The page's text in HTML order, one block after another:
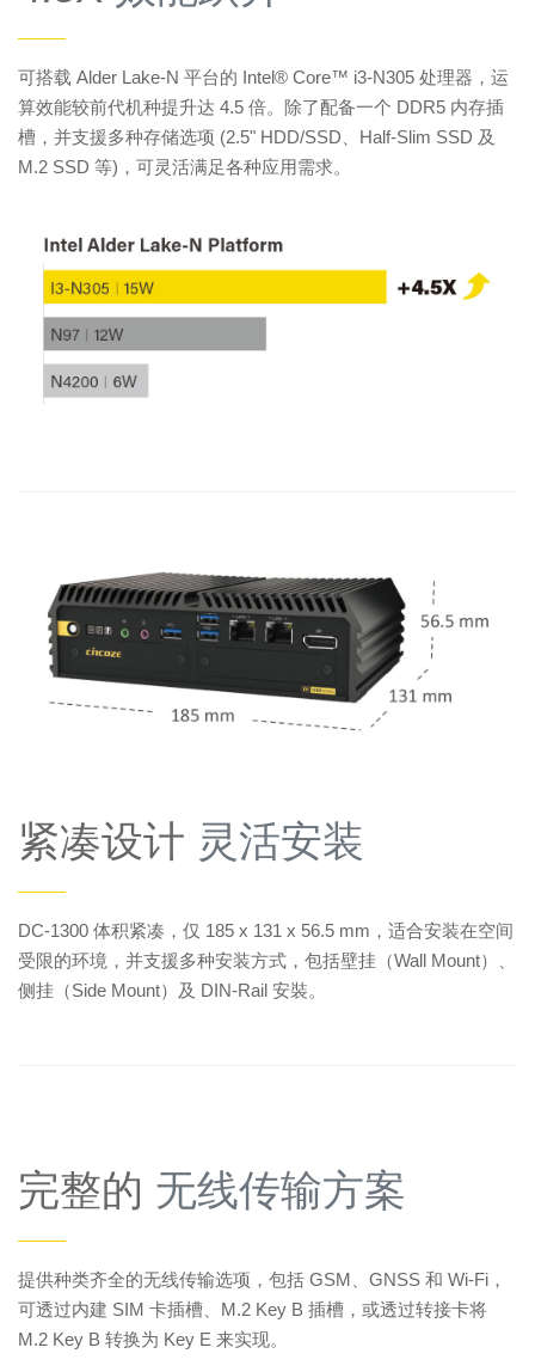
——
可搭载 Alder Lake-N 平台的 Intel® Core™ i3-N305 处理器，运
算效能较前代机种提升达 4.5 倍。除了配备一个 DDR5 内存插
槽，并支援多种存储选项 (2.5" HDD/SSD、Half-Slim SSD 及
M.2 SSD 等)，可灵活满足各种应用需求。
紧凑设计 灵活安装
——
DC-1300 体积紧凑，仅 185 x 131 x 56.5 mm，适合安装在空间
受限的环境，并支援多种安装方式，包括壁挂（Wall Mount）、
侧挂（Side Mount）及 DIN-Rail 安裝。
完整的 无线传输方案
——
提供种类齐全的无线传输选项，包括 GSM、GNSS 和 Wi-Fi，
可透过内建 SIM 卡插槽、M.2 Key B 插槽，或透过转接卡将
M.2 Key B 转换为 Key E 来实现。